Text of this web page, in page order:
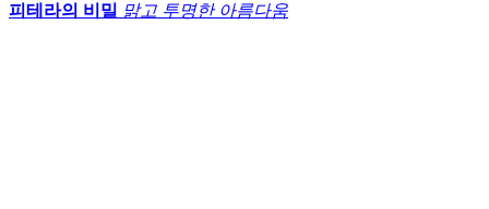
피테라의 비밀 맑고 투명한 아름다움